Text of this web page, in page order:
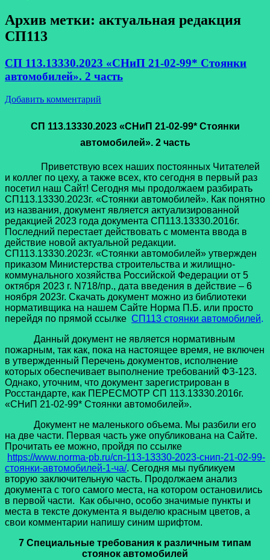
Архив метки: актуальная редакция
СП113
СП 113.13330.2023 «СНиП 21-02-99* Стоянки
автомобилей». 2 часть
Добавить комментарий
СП 113.13330.2023 «СНиП 21-02-99* Стоянки
автомобилей». 2 часть
Приветствую всех наших постоянных Читателей
и коллег по цеху, а также всех, кто сегодня в первый раз
посетил наш Сайт! Сегодня мы продолжаем разбирать
СП113.13330.2023г. «Стоянки автомобилей». Как понятно
из названия, документ является актуализированной
редакцией 2023 года документа СП113.13330.2016г.
Последний перестает действовать с момента ввода в
действие новой актуальной редакции.
СП113.13330.2023г. «Стоянки автомобилей» утвержден
приказом Министерства строительства и жилищно-
коммунального хозяйства Российской Федерации от 5
октября 2023 г. N718/пр., дата введения в действие – 6
ноября 2023г. Скачать документ можно из библиотеки
нормативщика на нашем Сайте Норма П.Б. или просто
перейдя по прямой ссылке СП113 стоянки автомобилей.
Данный документ не является нормативным
пожарным, так как, пока на настоящее время, не включен
в утвержденный Перечень документов, исполнение
которых обеспечивает выполнение требований ФЗ-123.
Однако, уточним, что документ зарегистрирован в
Росстандарте, как ПЕРЕСМОТР СП 113.13330.2016г.
«СНиП 21-02-99* Стоянки автомобилей».
Документ не маленького объема. Мы разбили его
на две части. Первая часть уже опубликована на Сайте.
Прочитать ее можно, пройдя по ссылке
https://www.norma-pb.ru/сп-113-13330-2023-снип-21-02-99-
стоянки-автомобилей-1-ча/. Сегодня мы публикуем
вторую заключительную часть. Продолжаем анализ
документа с того самого места, на котором остановились
в первой части. Как обычно, особо значимые пункты и
места в тексте документа я выделю красным цветов, а
свои комментарии напишу синим шрифтом.
7 Специальные требования к различным типам
стоянок автомобилей